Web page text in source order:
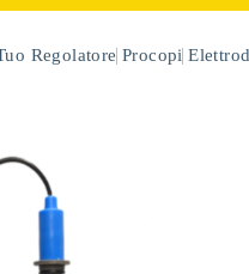
Regolatore Procopi